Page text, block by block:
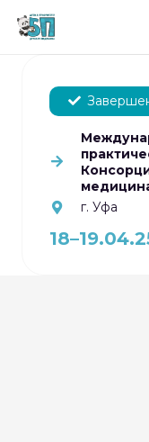
г. Уфа